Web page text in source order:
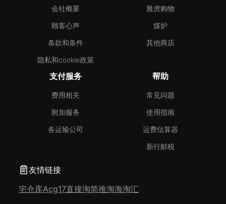
会社概要
顾客心声
条款和条件
隐私和cookie政策
雅虎购物
煤炉
其他商店
支付服务
费用相关
附加服务
各运输公司
帮助
常见问题
使用指南
运费估算器
新行邮税
友情链接
宅仓库Acg17直接淘简推淘海淘汇